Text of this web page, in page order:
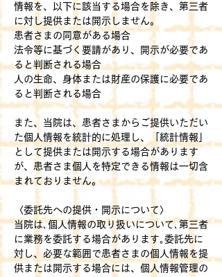
情報を、以下に該当する場合を除き、第三者
に対し提供または開示しません。
患者さまの同意がある場合
法令等に基づく要請があり、開示が必要であ
ると判断される場合
人の生命、身体または財産の保護に必要であ
ると判断される場合
また、当院は、患者さまからご提供いただい
た個人情報を統計的に処理し、「統計情報」
として提供または開示する場合があります
が、患者さま個人を特定できる情報は一切含
まれておりません。
〈委託先への提供・開示について〉
当院は､個人情報の取り扱いについて､第三者
に業務を委託する場合があります｡委託先に
対し、必要な範囲で患者さまの個人情報を提
供または開示する場合には、個人情報管理の